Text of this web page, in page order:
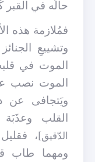
حالُه في القبر
فمُلازمة هذه
وتشييعِ
الموت في
الموت نصب
ويَتجافى عن
القلب
الدّقيق]،
ومهما طاب